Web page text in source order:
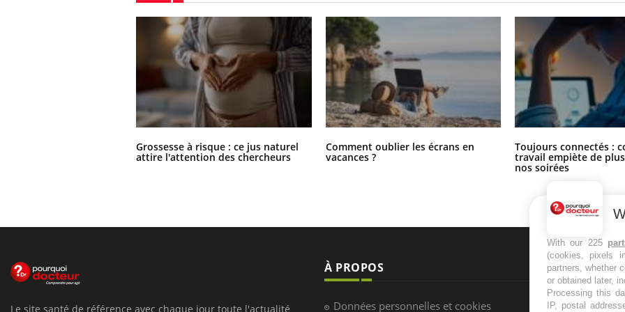
Grossesse à risque : ce jus naturel
attire l'attention des chercheurs
Comment oublier les écrans en
vacances ?
Toujours connectés :
travail empiète de
nos soirées
Le site santé de référence avec chaque jour toute l'actualité
À PROPOS
Données personnelles et cookies
Recevez
With our 225
(cookies, pixels
partners, whether
or obtained later,
Processing this
IP, postal